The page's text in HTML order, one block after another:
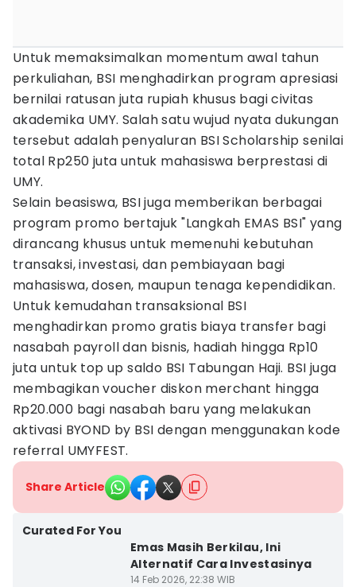
Untuk memaksimalkan momentum awal tahun
perkuliahan, BSI menghadirkan program apresiasi
bernilai ratusan juta rupiah khusus bagi civitas
akademika UMY. Salah satu wujud nyata dukungan
tersebut adalah penyaluran BSI Scholarship senilai
total Rp250 juta untuk mahasiswa berprestasi di
UMY.
Selain beasiswa, BSI juga memberikan berbagai
program promo bertajuk "Langkah EMAS BSI" yang
dirancang khusus untuk memenuhi kebutuhan
transaksi, investasi, dan pembiayaan bagi
mahasiswa, dosen, maupun tenaga kependidikan.
Untuk kemudahan transaksional BSI
menghadirkan promo gratis biaya transfer bagi
nasabah payroll dan bisnis, hadiah hingga Rp10
juta untuk top up saldo BSI Tabungan Haji. BSI juga
membagikan voucher diskon merchant hingga
Rp20.000 bagi nasabah baru yang melakukan
aktivasi BYOND by BSI dengan menggunakan kode
referral UMYFEST.
Share Article
Curated For You
Emas Masih Berkilau, Ini
Alternatif Cara Investasinya
14 Feb 2026, 22:38 WIB